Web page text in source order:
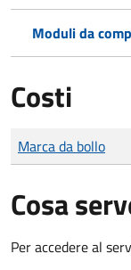
Moduli da
Costi
Tipo di pagamento
Importo
Marca da bollo
Cosa
Per accedere al